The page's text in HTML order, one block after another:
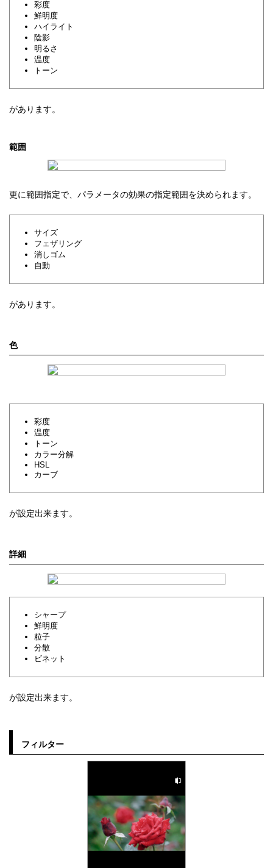
彩度
鮮明度
ハイライト
陰影
明るさ
温度
トーン
があります。
範囲
更に範囲指定で、パラメータの効果の指定範囲を決められます。
サイズ
フェザリング
消しゴム
自動
があります。
色
彩度
温度
トーン
カラー分解
HSL
カーブ
が設定出来ます。
詳細
シャープ
鮮明度
粒子
分散
ビネット
が設定出来ます。
フィルター